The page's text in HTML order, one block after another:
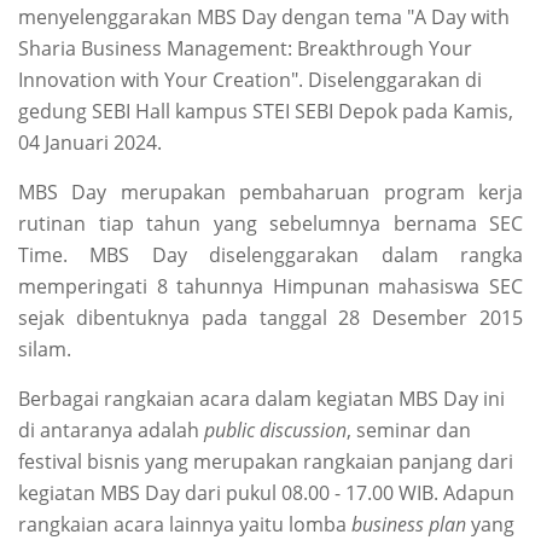
menyelenggarakan MBS Day dengan tema "A Day with
Sharia Business Management: Breakthrough Your
Innovation with Your Creation". Diselenggarakan di
gedung SEBI Hall kampus STEI SEBI Depok pada Kamis,
04 Januari 2024.
MBS Day merupakan pembaharuan program kerja
rutinan tiap tahun yang sebelumnya bernama SEC
Time. MBS Day diselenggarakan dalam rangka
memperingati 8 tahunnya Himpunan mahasiswa SEC
sejak dibentuknya pada tanggal 28 Desember 2015
silam.
Berbagai rangkaian acara dalam kegiatan MBS Day ini
di antaranya adalah public discussion, seminar dan
festival bisnis yang merupakan rangkaian panjang dari
kegiatan MBS Day dari pukul 08.00 - 17.00 WIB. Adapun
rangkaian acara lainnya yaitu lomba business planyang